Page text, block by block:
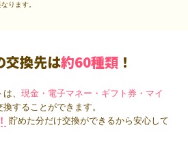
ります。
交換先は約60種類 ！
は、現金・電子マネー・ギフト券・マイ
換することができます。
貯めた分だけ交換ができるから安心して